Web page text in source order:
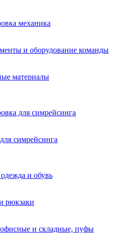
механика
и оборудование команды
материалы
для симрейсинга
симрейсинга
и обувь
рюкзаки
и складные, пуфы